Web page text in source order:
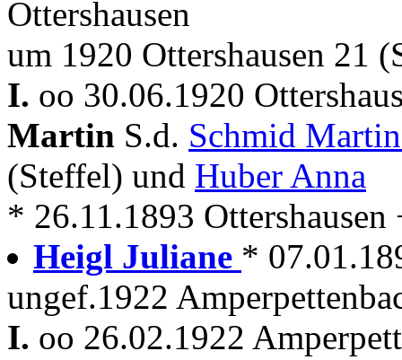
Ottershausen
um 1920 Ottershausen 21
I. oo 30.06.1920
Martin S.d. Schmid
(Steffel) und Huber Anna
* 26.11.1893 Ottershausen
Heigl Juliane *
ungef.1922
I. oo 26.02.1922